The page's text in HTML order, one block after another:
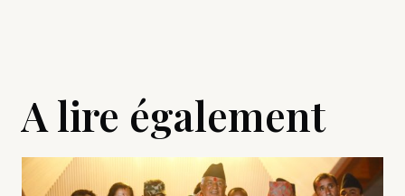
A lire également